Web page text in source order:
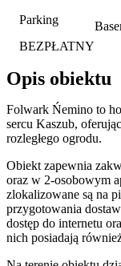
Parking
BEZPŁATNY
Opis obiektu
Folwark Ńemino to
sercu Kaszub,
rozległego ogrodu.
Obiekt zapewnia
oraz w 2-osobowym
zlokalizowane są na
przygotowania
dostęp do internetu
nich posiadają